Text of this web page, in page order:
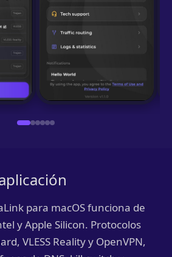
para macOS funciona de
y Apple Silicon. Protocolos
VLESS Reality y OpenVPN,